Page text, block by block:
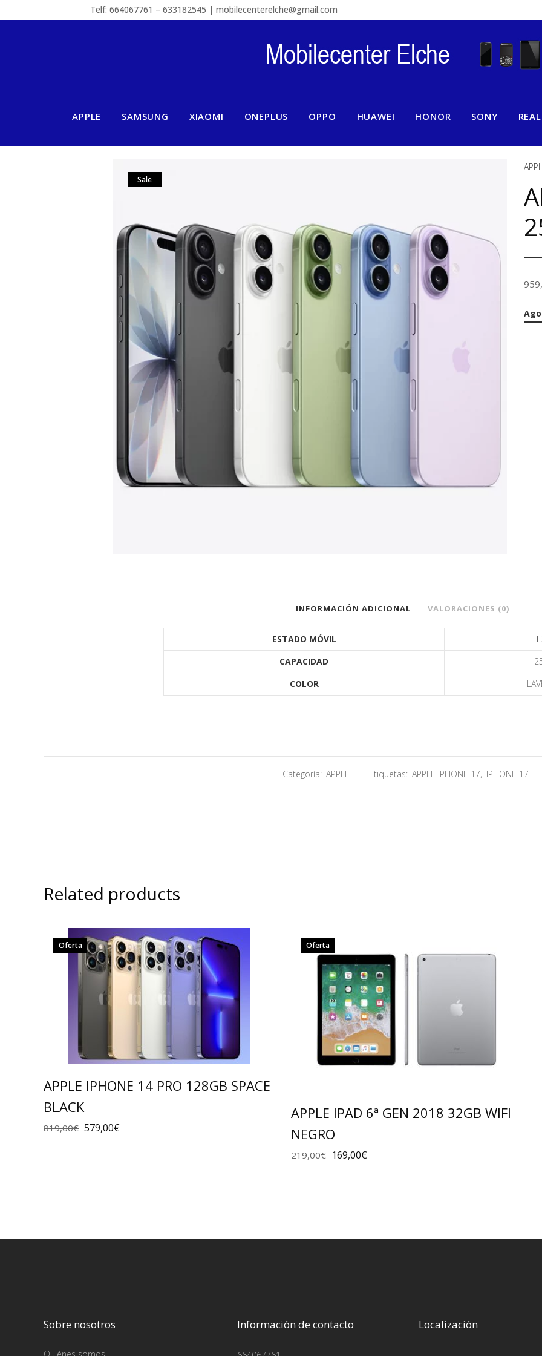
Telf: 664067761 – 633182545 | mobilecenterelche@gmail.com
APPLE SAMSUNG XIAOMI ONEPLUS OPPO HUAWEI HONOR SONY
Sale
INFORMACIÓN ADICIONAL VALORACIONES (0)
ESTADO MÓVIL
CAPACIDAD
COLOR
Categoría: APPLE Etiquetas: APPLE IPHONE 17, IPHONE 17
Related products
Oferta
APPLE IPHONE 14 PRO 128GB SPACE
BLACK
819,00€ 579,00€
Oferta
APPLE IPAD 6ª GEN 2018 32GB WIFI
NEGRO
219,00€ 169,00€
Sobre nosotros Información de contacto Localización